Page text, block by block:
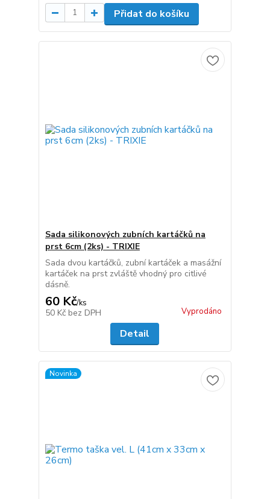
Přidat do košíku
Sada silikonových zubních kartáčků na
prst 6cm (2ks) - TRIXIE
Sada dvou kartáčků, zubní kartáček a masážní
kartáček na prst zvláště vhodný pro citlivé
dásně.
60 Kč/ks
50 Kč bez DPH Vyprodáno
Detail
Novinka